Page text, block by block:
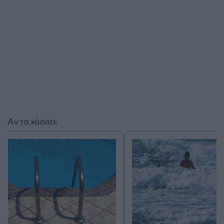
Αν τα χάσατε